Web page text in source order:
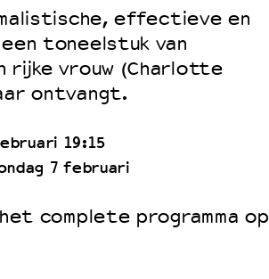
effectieve en
toneelstuk van
rijke vrouw (Charlotte
ontvangt.
19:15
7 februari
complete programma op